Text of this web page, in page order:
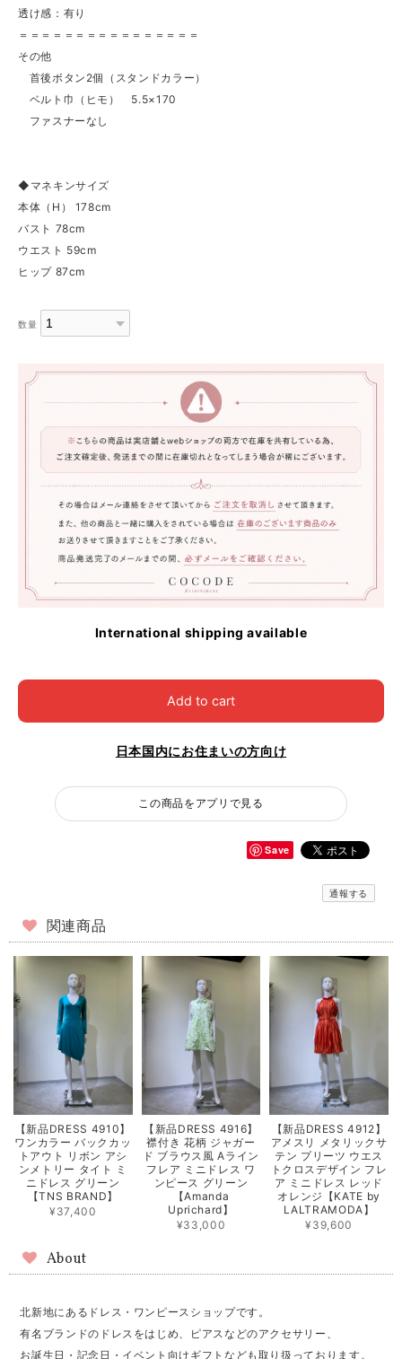
透け感：有り
＝＝＝＝＝＝＝＝＝＝＝＝＝＝＝＝
その他
首後ボタン2個（スタンドカラー）
ベルト巾（ヒモ） 5.5×170
ファスナーなし
◆マネキンサイズ
本体（H） 178cm
バスト 78cm
ウエスト 59cm
ヒップ 87cm
数量
International shipping available
Add to cart
日本国内にお住まいの方向け
この商品をアプリで見る
Save
通報する
関連商品
【新品DRESS 4910】
ワンカラー バックカッ
トアウト リボン アシ
ンメトリー タイト ミ
ニドレス グリーン
【TNS BRAND】
¥37,400
【新品DRESS 4916】
襟付き 花柄 ジャガー
ド ブラウス風 Aライン
フレア ミニドレス ワ
ンピース グリーン
【Amanda
Uprichard】
¥33,000
【新品DRESS 4912】
アメスリ メタリックサ
テン プリーツ ウエス
トクロスデザイン フレ
ア ミニドレス レッド
オレンジ【KATE by
LALTRAMODA】
¥39,600
About
北新地にあるドレス・ワンピースショップです。
有名ブランドのドレスをはじめ、ピアスなどのアクセサリー、
お誕生日・記念日・イベント向けギフトなども取り扱っております。